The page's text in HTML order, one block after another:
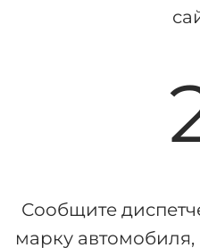
Сообщите
марку